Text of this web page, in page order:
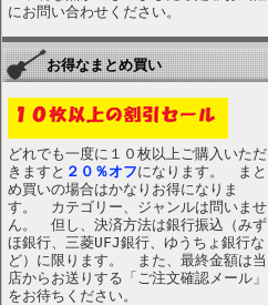
にお問い合わせください。
お得なまとめ買い
どれでも一度に１０枚以上ご購入いただ
きますと ２０％オフになります。 まと
め買いの場合はかなりお得になりま
す。 カテゴリー、ジャンルは問いませ
ん。 但し、決済方法は銀行振込（みず
ほ銀行、三菱UFJ銀行、ゆうちょ銀行な
ど）に限ります。 また、最終金額は当
店からお送りする「ご注文確認メール」
をお待ちください。